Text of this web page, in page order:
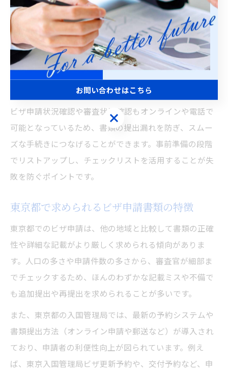
請目的によって提出書類が多様化しています。
最新情報は東京入国管理局の公式ウェブサイトや、相談
窓口からの案内で随時更新されます。例えば、技術・人
文知識・国際業務といった在留資格によって、求められ
る職務内容証明や雇用契約書の書式が異なることもあり
ます。提出前には必ず最新の案内を確認しましょう。
ビザ申請状況確認や審査状況確認もオンラインや電話で
可能となっているため、書類の提出漏れを防ぎ、スムー
ズな手続きにつなげることができます。事前準備の段階
でリストアップし、チェックリストを活用することが失
敗を防ぐポイントです。
東京都で求められるビザ申請書類の特徴
東京都でのビザ申請は、他の地域と比較して書類の正確
性や詳細な記載がより厳しく求められる傾向がありま
す。人口の多さや申請件数の多さから、審査官が細部ま
でチェックするため、ほんのわずかな記載ミスや不備で
も追加提出や再提出を求められることが多いです。
また、東京都の入国管理局では、最新の予約システムや
書類提出方法（オンライン申請や郵送など）が導入され
ており、申請者の利便性向上が図られています。例え
ば、東京入国管理局ビザ更新予約や、交付予約など、申
お問い合わせはこちら
お問い合わせはこちら